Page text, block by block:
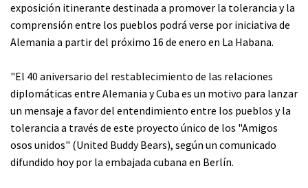
exposición itinerante destinada a promover la tolerancia y la
comprensión entre los pueblos podrá verse por iniciativa de
Alemania a partir del próximo 16 de enero en La Habana.
"El 40 aniversario del restablecimiento de las relaciones
diplomáticas entre Alemania y Cuba es un motivo para lanzar
un mensaje a favor del entendimiento entre los pueblos y la
tolerancia a través de este proyecto único de los "Amigos
osos unidos" (United Buddy Bears), según un comunicado
difundido hoy por la embajada cubana en Berlín.